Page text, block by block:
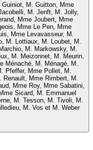
M. Guitton, Mme
M. Jenft, M. Jolly,
Mme Joubert, Mme
Mme Le Pen, Mme
Mme Levavasseur, M.
M. Lottiaux, M. Loubet, M.
M. Markowsky, M.
M. Meizonnet, M. Meurin,
Ménaché, M. Ménagé, M.
Pfeffer, Mme Pollet, M.
Mme Rimbert, M.
Mme Roy, Mme Sabatini,
Sicard, M. Emmanuel
M. Tesson, M. Tivoli, M.
M. Vos et M. Weber